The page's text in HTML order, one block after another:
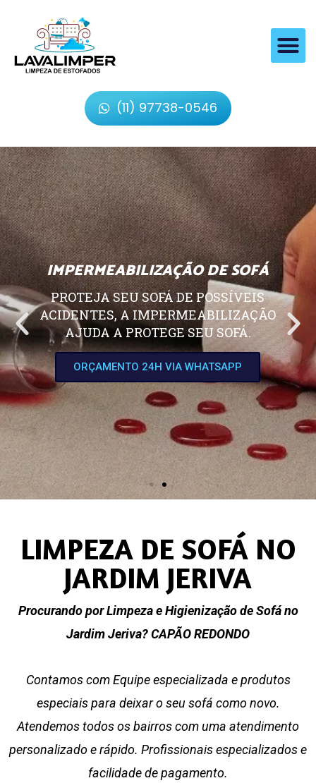
(11) 97738-0546
IMPERMEABILIZAÇÃO DE SOFÁ
PROTEJA SEU SOFÁ DE POSSÍVEIS
ACIDENTES, A IMPERMEABILIZAÇÃO
AJUDA A PROTEGE SEU SOFÁ.
ORÇAMENTO 24H VIA WHATSAPP
LIMPEZA DE SOFÁ NO
JARDIM JERIVA
Procurando por Limpeza e Higienização de Sofá no
Jardim Jeriva? CAPÃO REDONDO
Contamos com Equipe especializada e produtos
especiais para deixar o seu sofá como novo.
Atendemos todos os bairros com uma atendimento
personalizado e rápido. Profissionais especializados e
facilidade de pagamento.